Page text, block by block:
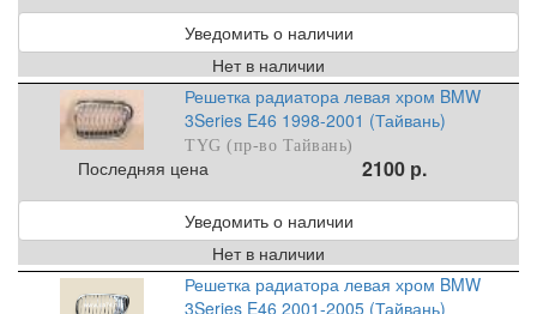
Уведомить о наличии
Нет в наличии
Решетка радиатора левая хром BMW
3Series E46 1998-2001 (Тайвань)
TYG (пр-во Тайвань)
Последняя цена 2100 р.
Уведомить о наличии
Нет в наличии
Решетка радиатора левая хром BMW
3Series E46 2001-2005 (Тайвань)